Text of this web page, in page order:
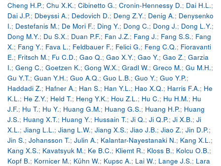
Cheng H.P.; Chu X.K.; Cibinetto G.; Cronin-Hennessy D.; Dai H.L.;
Dai J.P.; Dbeyssi A.; Dedovich D.; Deng Z.Y.; Denig A.; Denysenko
I.; Destefanis M.; De Mori F.; Ding Y.; Dong C.; Dong J.; Dong L.Y.;
Dong M.Y.; Du S.X.; Duan P.F.; Fan J.Z.; Fang J.; Fang S.S.; Fang
X.; Fang Y.; Fava L.; Feldbauer F.; Felici G.; Feng C.Q.; Fioravanti
E.; Fritsch M.; Fu C.D.; Gao Q.; Gao X.Y.; Gao Y.; Gao Z.; Garzia
I.; Geng C.; Goetzen K.; Gong W.X.; Gradl W.; Greco M.; Gu M.H.;
Gu Y.T.; Guan Y.H.; Guo A.Q.; Guo L.B.; Guo Y.; Guo Y.P.;
Haddadi Z.; Hafner A.; Han S.; Han Y.L.; Hao X.Q.; Harris F.A.; He
K.L.; He Z.Y.; Held T.; Heng Y.K.; Hou Z.L.; Hu C.; Hu H.M.; Hu
J.F.; Hu T.; Hu Y.; Huang G.M.; Huang G.S.; Huang H.P.; Huang
J.S.; Huang X.T.; Huang Y.; Hussain T.; Ji Q.; Ji Q.P.; Ji X.B.; Ji
X.L.; Jiang L.L.; Jiang L.W.; Jiang X.S.; Jiao J.B.; Jiao Z.; Jin D.P.;
Jin S.; Johansson T.; Julin A.; Kalantar-Nayestanaki N.; Kang X.L.;
Kang X.S.; Kavatsyuk M.; Ke B.C.; Kliemt R.; Kloss B.; Kolcu O.B.;
Kopf B.; Kornicer M.; Kühn W.; Kupsc A.; Lai W.; Lange J.S.; Lara